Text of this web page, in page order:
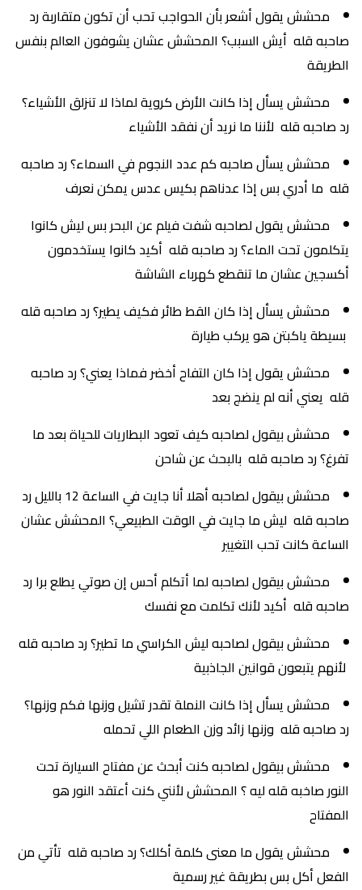
محشش يقول أشعر بأن الحواجب تحب أن تكون متقاربة رد
صاحبه قله أيش السبب؟ المحشش عشان يشوفون العالم بنفس
الطريقة
محشش يسأل إذا كانت الأرض كروية لماذا لا تنزلق الأشياء؟
رد صاحبه قله لأننا ما نريد أن نفقد الأشياء
محشش يسأل صاحبه كم عدد النجوم في السماء؟ رد صاحبه
قله ما أدري بس إذا عدناهم بكيس عدس يمكن نعرف
محشش يقول لصاحبه شفت فيلم عن البحر بس ليش كانوا
يتكلمون تحت الماء؟ رد صاحبه قله أكيد كانوا يستخدمون
أكسجين عشان ما تنقطع كهرباء الشاشة
محشش يسأل إذا كان القط طائر فكيف يطير؟ رد صاحبه قله
بسيطة ياكبتن هو يركب طيارة
محشش يقول إذا كان التفاح أخضر فماذا يعني؟ رد صاحبه
قله يعني أنه لم ينضج بعد
محشش بيقول لصاحبه كيف تعود البطاريات للحياة بعد ما
تفرغ؟ رد صاحبه قله بالبحث عن شاحن
محشش بيقول لصاحبه أهلا أنا جايت في الساعة 12 بالليل رد
صاحبه قله ليش ما جايت في الوقت الطبيعي؟ المحشش عشان
الساعة كانت تحب التغيير
محشش بيقول لصاحبه لما أتكلم أحس إن صوتي يطلع برا رد
صاحبه قله أكيد لأنك تكلمت مع نفسك
محشش بيقول لصاحبه ليش الكراسي ما تطير؟ رد صاحبه قله
لأنهم يتبعون قوانين الجاذبية
محشش يسأل إذا كانت النملة تقدر تشيل وزنها فكم وزنها؟
رد صاحبه قله وزنها زائد وزن الطعام اللي تحمله
محشش بيقول لصاحبه كنت أبحث عن مفتاح السيارة تحت
النور صاخبه قله ليه ؟ المحشش لأنني كنت أعتقد النور هو
المفتاح
محشش يقول ما معنى كلمة أكلك؟ رد صاحبه قله تأتي من
الفعل أكل بس بطريقة غير رسمية